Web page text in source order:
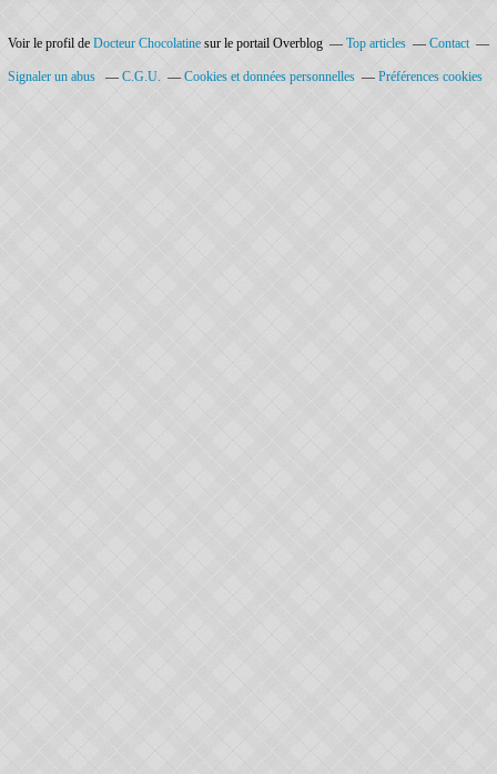
Voir le profil de Docteur Chocolatine sur le portail Overblog Top articles Contact
Signaler un abus C.G.U. Cookies et données personnelles Préférences cookies